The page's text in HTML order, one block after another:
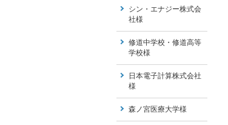
シン・エナジー株式会
社様
修道中学校・修道高等
学校様
日本電子計算株式会社
様
森ノ宮医療大学様